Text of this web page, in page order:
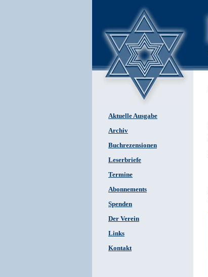
Aktuelle Ausgabe
Archiv
Buchrezensionen
Leserbriefe
Termine
Abonnements
Spenden
Der Verein
Links
Kontakt